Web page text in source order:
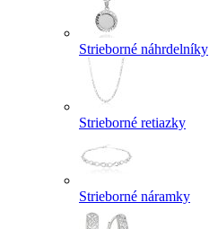
Strieborné náhrdelníky
Strieborné retiazky
Strieborné náramky